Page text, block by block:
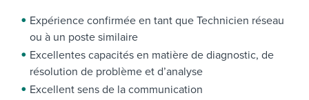
Expérience confirmée en tant que Technicien réseau
ou à un poste similaire
Excellentes capacités en matière de diagnostic, de
résolution de problème et d’analyse
Excellent sens de la communication